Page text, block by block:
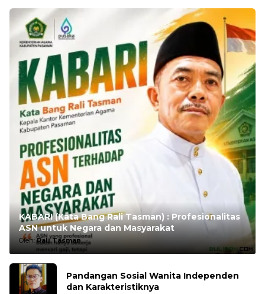
KABARI (Kata Bang Rali Tasman) : Profesionalitas
ASN untuk Negara dan Masyarakat
Oleh:Rali Tasman
Pandangan Sosial Wanita Independen
dan Karakteristiknya